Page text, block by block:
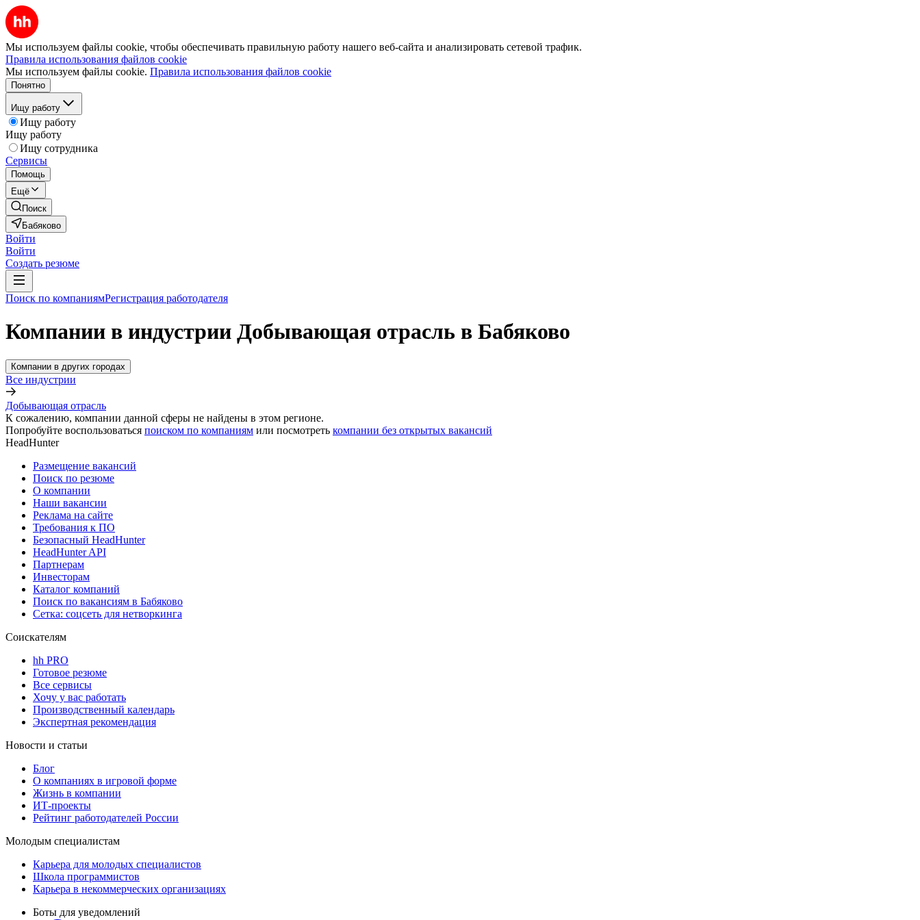
Мы используем файлы cookie, чтобы обеспечивать правильную работу нашего веб-сайта и анализировать сетевой трафик.
Правила использования файлов cookie
Мы используем файлы cookie. Правила использования файлов cookie
Понятно
Ищу работу
Ищу работу
Ищу работу
Ищу сотрудника
Сервисы
Помощь
Ещё
Поиск
Бабяково
Войти
Войти
Создать резюме
Поиск по компаниямРегистрация работодателя
Компании в индустрии Добывающая отрасль в Бабяково
Компании в других городах
Все индустрии
Добывающая отрасль
К сожалению, компании данной сферы не найдены в этом регионе.
Попробуйте воспользоваться поиском по компаниям или посмотреть компании без открытых вакансий
HeadHunter
Размещение вакансий
Поиск по резюме
О компании
Наши вакансии
Реклама на сайте
Требования к ПО
Безопасный HeadHunter
HeadHunter API
Партнерам
Инвесторам
Каталог компаний
Поиск по вакансиям в Бабяково
Сетка: соцсеть для нетворкинга
Соискателям
hh PRO
Готовое резюме
Все сервисы
Хочу у вас работать
Производственный календарь
Экспертная рекомендация
Новости и статьи
Блог
О компаниях в игровой форме
Жизнь в компании
ИТ-проекты
Рейтинг работодателей России
Молодым специалистам
Карьера для молодых специалистов
Школа программистов
Карьера в некоммерческих организациях
Боты для уведомлений